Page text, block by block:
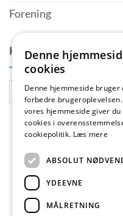
Forening
KONTAKTPERSON
Copyright 2026 ©
Denne
cookies
Denne hjemmeside bruger
forbedre
vores hjemmeside giver
cookies i
cookiepolitik. Læs mere
ABSOLUT
YDEEVNE
MÅLRETNING